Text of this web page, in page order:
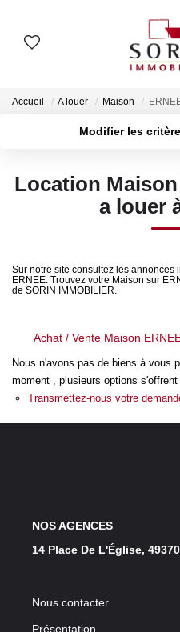
Estimation
NOS
Accueil A louer Maison
Modifier les
Type de bien
Créer une alerte
Location
a louer
Sur notre site consultez les annonces
ERNEE. Trouvez votre Maison sur
de SORIN IMMOBILIER.
Achat / Vente Maison
Nous n'avons pas de biens à vous
moment , plusieurs options
Transmettez-nous votre
NOS AGENCES
14 Place De L'Église,
Nous contacter
Présentation